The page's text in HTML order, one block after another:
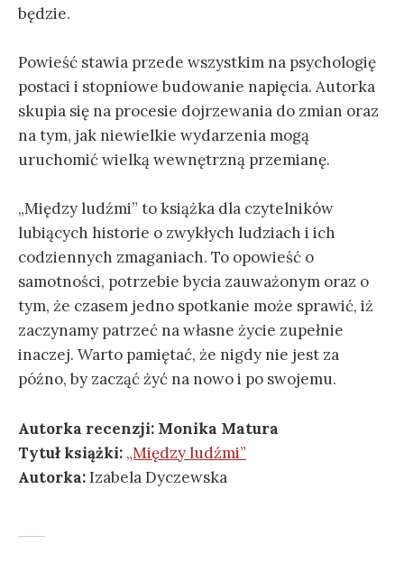
będzie.
Powieść stawia przede wszystkim na psychologię
postaci i stopniowe budowanie napięcia. Autorka
skupia się na procesie dojrzewania do zmian oraz
na tym, jak niewielkie wydarzenia mogą
uruchomić wielką wewnętrzną przemianę.
„Między ludźmi” to książka dla czytelników
lubiących historie o zwykłych ludziach i ich
codziennych zmaganiach. To opowieść o
samotności, potrzebie bycia zauważonym oraz o
tym, że czasem jedno spotkanie może sprawić, iż
zaczynamy patrzeć na własne życie zupełnie
inaczej. Warto pamiętać, że nigdy nie jest za
późno, by zacząć żyć na nowo i po swojemu.
Autorka recenzji: Monika Matura
Tytuł książki: „Między ludźmi”
Autorka:Izabela Dyczewska